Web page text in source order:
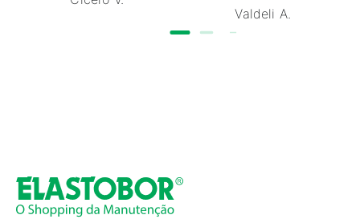
Valdeli A.